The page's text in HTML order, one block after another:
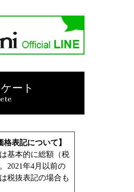
ート
格表記について】
基本的に総額（税
2021年4月以前の
税抜表記の場合も